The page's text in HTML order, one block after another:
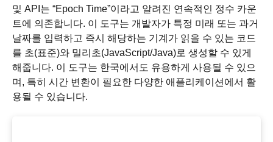
및 API는 “Epoch Time”이라고 알려진 연속적인 정수 카운
트에 의존합니다. 이 도구는 개발자가 특정 미래 또는 과거
날짜를 입력하고 즉시 해당하는 기계가 읽을 수 있는 코드
를 초(표준)와 밀리초(JavaScript/Java)로 생성할 수 있게
해줍니다. 이 도구는 한국에서도 유용하게 사용될 수 있으
며, 특히 시간 변환이 필요한 다양한 애플리케이션에서 활
용될 수 있습니다.